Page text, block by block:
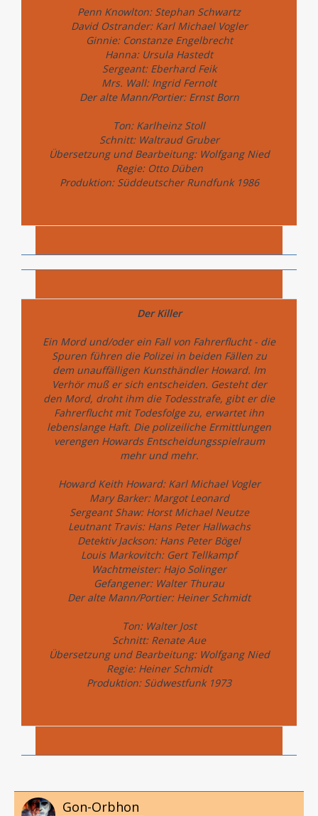
Penn Knowlton: Stephan Schwartz
David Ostrander: Karl Michael Vogler
Ginnie: Constanze Engelbrecht
Hanna: Ursula Hastedt
Sergeant: Eberhard Feik
Mrs. Wall: Ingrid Fernolt
Der alte Mann/Portier: Ernst Born
Ton: Karlheinz Stoll
Schnitt: Waltraud Gruber
Übersetzung und Bearbeitung: Wolfgang Nied
Regie: Otto Düben
Produktion: Süddeutscher Rundfunk 1986
Der Killer
Ein Mord und/oder ein Fall von Fahrerflucht - die
Spuren führen die Polizei in beiden Fällen zu
dem unauffälligen Kunsthändler Howard. Im
Verhör muß er sich entscheiden. Gesteht der
den Mord, droht ihm die Todesstrafe, gibt er die
Fahrerflucht mit Todesfolge zu, erwartet ihn
lebenslange Haft. Die polizeiliche Ermittlungen
verengen Howards Entscheidungsspielraum
mehr und mehr.
Howard Keith Howard: Karl Michael Vogler
Mary Barker: Margot Leonard
Sergeant Shaw: Horst Michael Neutze
Leutnant Travis: Hans Peter Hallwachs
Detektiv Jackson: Hans Peter Bögel
Louis Markovitch: Gert Tellkampf
Wachtmeister: Hajo Solinger
Gefangener: Walter Thurau
Der alte Mann/Portier: Heiner Schmidt
Ton: Walter Jost
Schnitt: Renate Aue
Übersetzung und Bearbeitung: Wolfgang Nied
Regie: Heiner Schmidt
Produktion: Südwestfunk 1973
Gon-Orbhon